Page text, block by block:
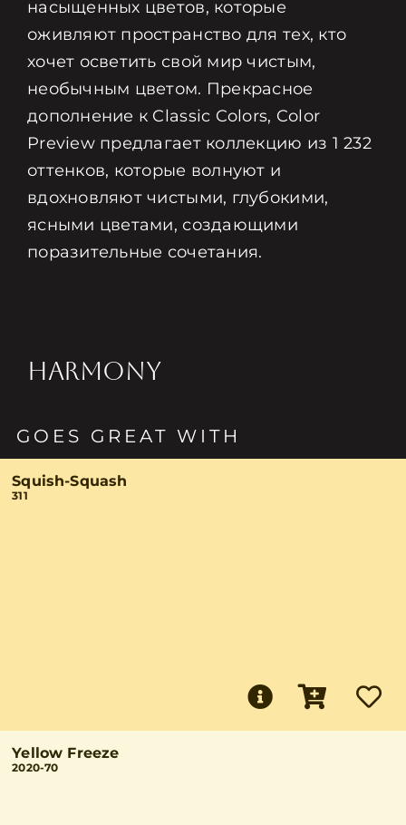
насыщенных цветов, которые
оживляют пространство для тех, кто
хочет осветить свой мир чистым,
необычным цветом. Прекрасное
дополнение к Classic Colors, Color
Preview предлагает коллекцию из 1 232
оттенков, которые волнуют и
вдохновляют чистыми, глубокими,
ясными цветами, создающими
поразительные сочетания.
HARMONY
GOES GREAT WITH
Squish-Squash
311
Yellow Freeze
2020-70